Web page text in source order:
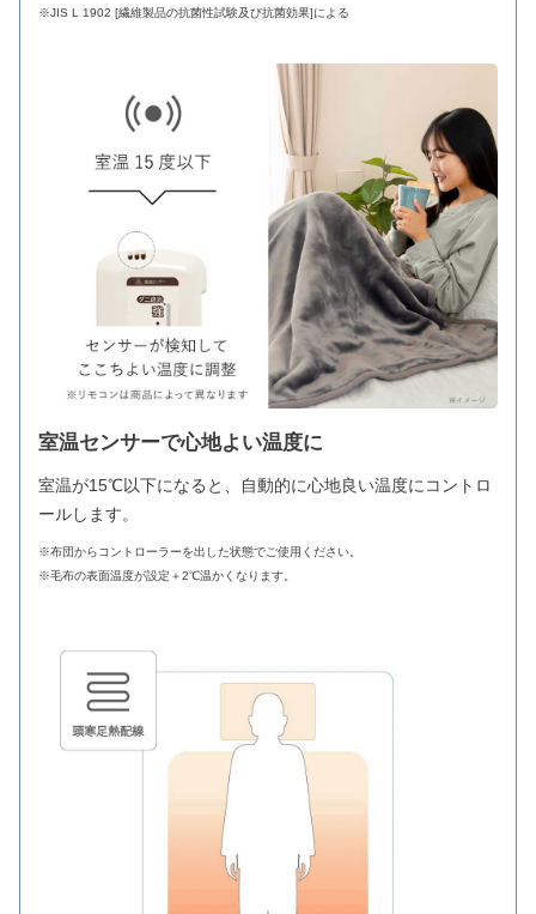
※JIS L 1902 [繊維製品の抗菌性試験及び抗菌効果]による
室温センサーで心地よい温度に
室温が15℃以下になると、自動的に心地良い温度にコントロ
ールします。
※布団からコントローラーを出した状態でご使用ください。
※毛布の表面温度が設定＋2℃温かくなります。